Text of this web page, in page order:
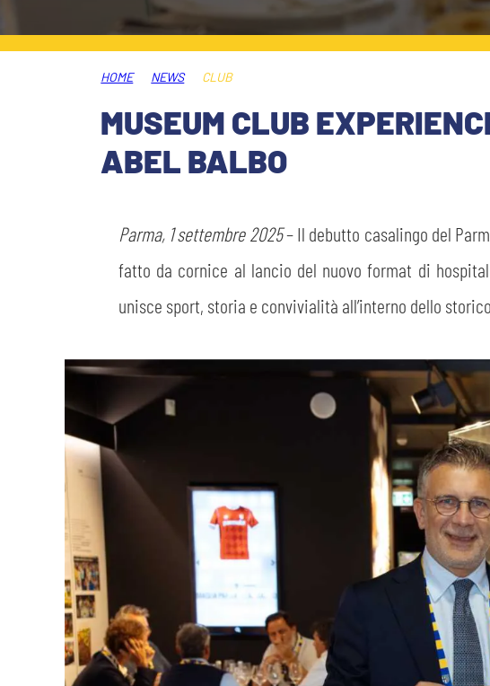
SLO
JOIN THE CLUB
FINANCIAL DISCLOSURE
LEGENDS
PARTNERS
HOME NEWS CLUB
MUSEUM CLUB
ABEL BALBO
Parma, 1 settembre 2025– Il debutto casalingo del
fatto da cornice al lancio del nuovo format di
unisce sport, storia e convivialità all’interno dello storico